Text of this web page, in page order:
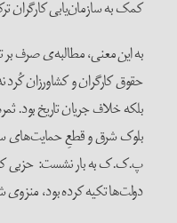
کمک به سازمان‌یابی کارگران
به این معنی، مطالبه‌ی صرف
حقوق کارگران و کشاورزان
بلکه خلاف جریان تاریخ بود.
بلوک شرق و قطعِ حمایت‌های
پ.ک.ک به بار نشست: حزبی که
دولت‌ها تکیه کرده بود،